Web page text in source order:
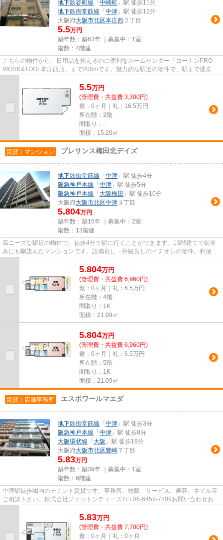
地下鉄谷町線 「 中崎町 」駅 徒歩11分
地下鉄御堂筋線 「 中津 」駅 徒歩12分
大阪府大阪市北区本庄西 ２丁目
5.5万円
築年数：築63年 ｜募集中： 1室
階数：4階建
こちらの物件から、日用品を揃えるのに便利なホームセンター「コーナンPRO
WORK&TOOL本庄西店」まで208mです。魅力的な駅近の物件で、駅まで徒歩8
5.5万円
(管理費・共益費 3,300円)
敷：0ヶ月｜礼：16.5万円
所在階：2階
間取り：-
面積：15.20㎡
賃貸｜マンション プレサンス梅田北デイズ
地下鉄御堂筋線 「 中津 」駅 徒歩4分
阪急神戸本線 「 中津 」駅 徒歩5分
阪急神戸本線 「 大阪梅田 」駅 徒歩10分
大阪府大阪市北区中津 ３丁目
5.804万円
築年数：築15年 ｜募集中： 2室
階数：13階建
高ニーズな駅近の物件で、徒歩4分で駅に行くことができます。13階建てで街並
みにも馴染んだマンションです。設備良し・外観良しのイチオシの物件。利便性
5.804万円
(管理費・共益費 6,960円)
敷：0ヶ月｜礼：6.5万円
所在階：4階
間取り：1K
面積：21.09㎡
5.804万円
(管理費・共益費 6,960円)
敷：0ヶ月｜礼：6.5万円
所在階：5階
間取り：1K
面積：21.09㎡
賃貸｜店舗事務所 エスポワールマエダ
地下鉄御堂筋線 「 中津 」駅 徒歩3分
阪急神戸本線 「 中津 」駅 徒歩8分
大阪環状線 「 大阪 」駅 徒歩19分
大阪府大阪市北区豊崎 ７丁目
5.83万円
築年数：築39年 ｜募集中： 1室
階数：6階建
中津駅徒歩圏内のテナント賃貸です。事務所、物販、サービス、美容、ネイル等
ご相談下さい。株式会社ジェットシティーズTEL06-6459-7809お問い合わせお待
5.83万円
(管理費・共益費 7,700円)
敷：0ヶ月｜礼：0ヶ月